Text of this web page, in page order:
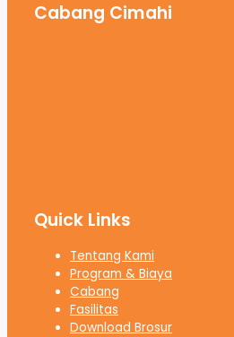
Cabang Cimahi
Quick Links
Tentang Kami
Program & Biaya
Cabang
Fasilitas
Download Brosur